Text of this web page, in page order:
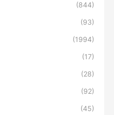
(844)
(93)
(1994)
(17)
(28)
(92)
(45)